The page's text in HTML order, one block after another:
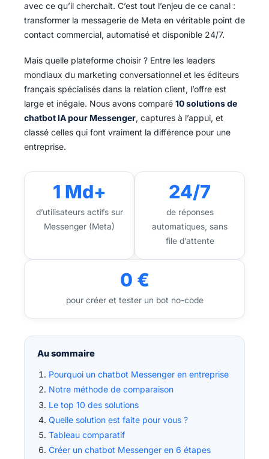
avec ce qu’il cherchait. C’est tout l’enjeu de ce canal :
transformer la messagerie de Meta en véritable point de
contact commercial, automatisé et disponible 24/7.
Mais quelle plateforme choisir ? Entre les leaders
mondiaux du marketing conversationnel et les éditeurs
français spécialisés dans la relation client, l’offre est
large et inégale. Nous avons comparé 10 solutions de
chatbot IA pour Messenger, captures à l’appui, et
classé celles qui font vraiment la différence pour une
entreprise.
1 Md+
d’utilisateurs actifs sur
Messenger (Meta)
24/7
de réponses
automatiques, sans
file d’attente
0 €
pour créer et tester un bot no-code
Au sommaire
Pourquoi un chatbot Messenger en entreprise
Notre méthode de comparaison
Le top 10 des solutions
Quelle solution est faite pour vous ?
Tableau comparatif
Créer un chatbot Messenger en 6 étapes